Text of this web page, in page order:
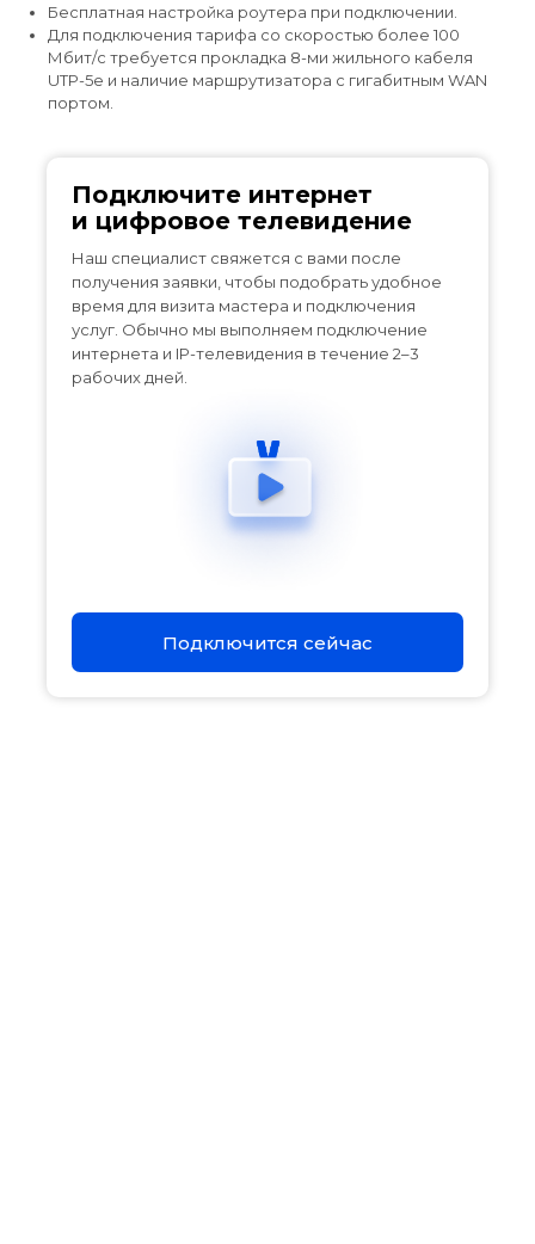
Бесплатная настройка роутера при подключении.
Для подключения тарифа со скоростью более 100
Мбит/с требуется прокладка 8-ми жильного кабеля
UTP-5e и наличие маршрутизатора с гигабитным WAN
портом.
Подключится сейчас
Наш специалист свяжется с вами после
получения заявки, чтобы подобрать удобное
время для визита мастера и подключения
услуг. Обычно мы выполняем подключение
интернета и IP-телевидения в течение 2–3
рабочих дней.
Подключите интернет
и цифровое телевидение
Подключите интернет и
цифровое телевидение